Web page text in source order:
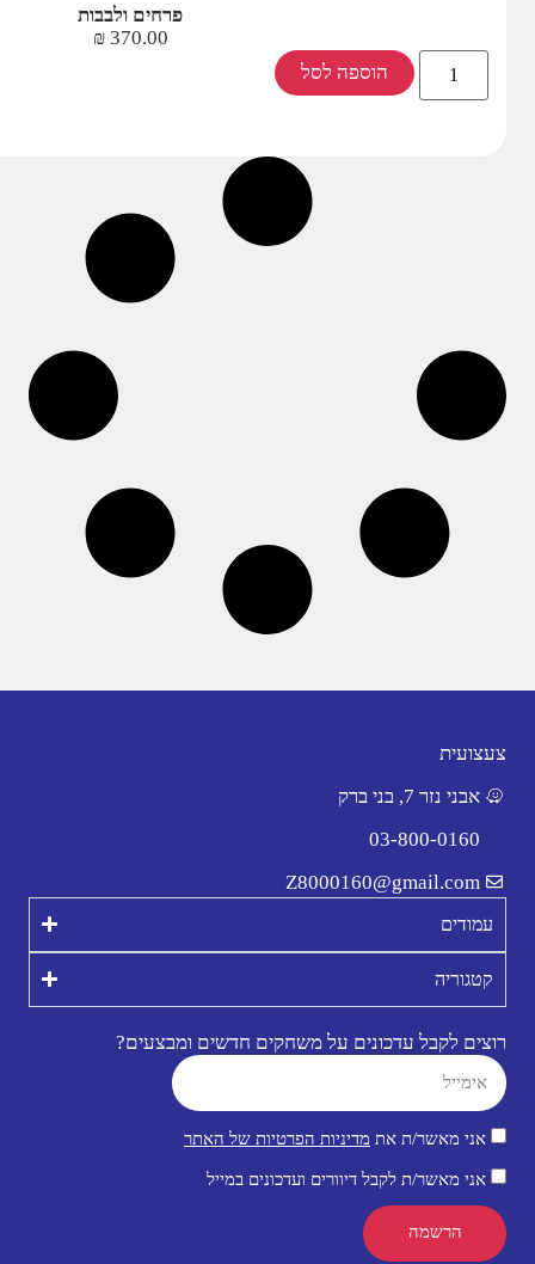
פרחים ולבבות
370.00
₪
הוספה לסל
צעצועית
אבני נזר 7, בני ברק
03-800-0160
Z8000160@gmail.com
עמודים
קטגוריה
רוצים לקבל עדכונים על משחקים חדשים ומבצעים?
אני מאשר/ת את מדיניות הפרטיות של האתר
אני מאשר/ת לקבל דיוורים ועדכונים במייל
הרשמה